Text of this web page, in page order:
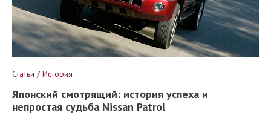
Статьи / История
Японский смотрящий: история успеха и
непростая судьба Nissan Patrol